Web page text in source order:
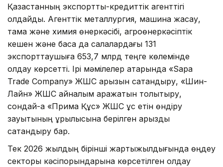
Қазақстанның экспорттық-кредиттік агенттігі
қолдайды. Агенттік металлургия, машина жасау,
тамақ және химия өнеркәсібі, агроөнеркәсіптік
кешен және басқа да салалардағы 131
экспорттаушыға 653,7 млрд теңге көлемінде
қолдау көрсетті. Ірі мәмілелер қатарында «Sapa
Trade Company» ЖШС қарызын сақтандыру, «Шин-
Лайн» ЖШС айналым қаражатын толықтыру,
сондай-ақ «Прима Құс» ЖШС құс етін өндіру
зауытының құрылысына берілген қарызды
сақтандыру бар.
Тек 2026 жылдың бірінші жартыжылдығында өңдеу
секторы кәсіпорындарына көрсетілген қолдау